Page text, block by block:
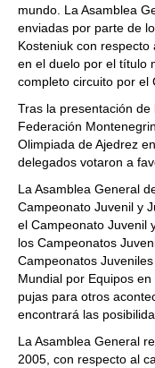
mundo. La Asamblea
enviadas por parte de
Kosteniuk con
en el duelo por el título
completo circuito por el
Tras la presentación
Federación
Olimpiada de Ajedrez
delegados votaron a
La Asamblea General
Campeonato Juvenil y
el Campeonato Juvenil
los Campeonatos
Campeonatos
Mundial por Equipos
pujas para otros
encontrará las
La Asamblea General
2005, con respecto al